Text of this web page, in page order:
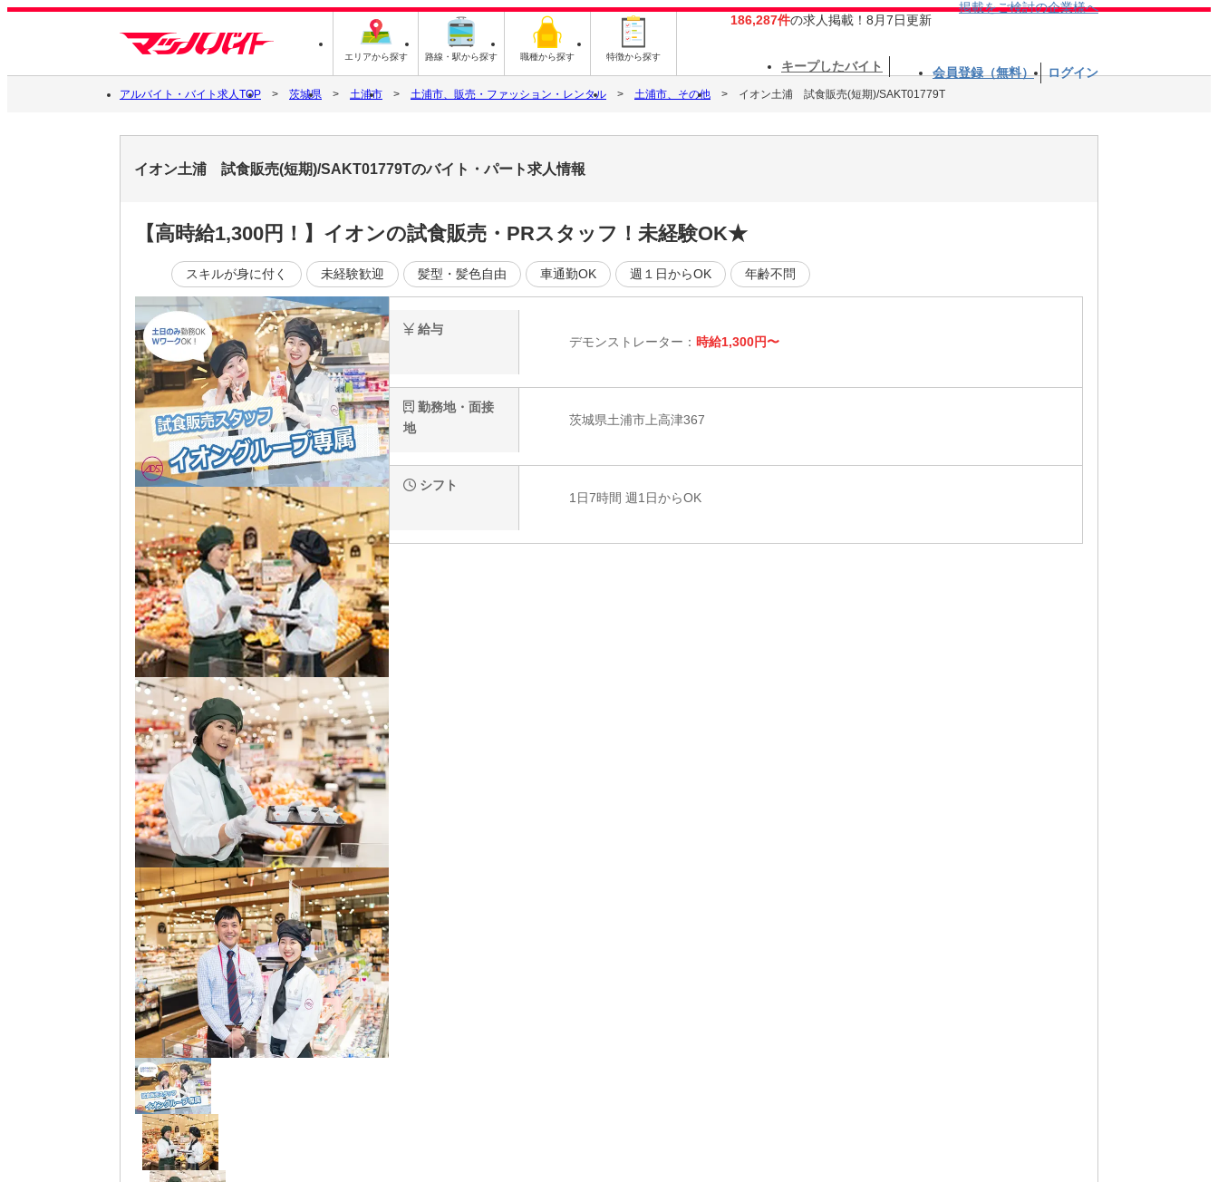
エリアから探す 路線・駅から探す 職種から探す 特徴から探す
186,287件の求人掲載！8月7日更新
掲載をご検討の企業様へ
キープしたバイト 会員登録（無料） ログイン
アルバイト・バイト求人TOP 茨城県 土浦市 土浦市、販売・ファッション・レンタル 土浦市、その他 イオン土浦 試食販売(短期)/SAKT01779T
イオン土浦 試食販売(短期)/SAKT01779Tのバイト・パート求人情報
【高時給1,300円！】イオンの試食販売・PRスタッフ！未経験OK★
スキルが身に付く 未経験歓迎 髪型・髪色自由 車通勤OK 週１日からOK 年齢不問
給与
デモンストレーター： 時給1,300円〜
勤務地・面接
地
茨城県土浦市上高津367
シフト
1日7時間 週1日からOK